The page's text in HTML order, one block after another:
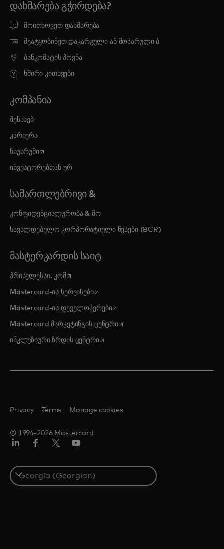
ᲓᲐᲮᲛᲐᲠᲔᲑᲐ ᲒᲭᲘᲠᲓᲔᲑᲐ?
მოითხოვეთ დახმარება
შეატყობინეთ დაკარგული ან მოპარული ბ
ბანკომატის პოვნა
ხშირი კითხვები
ᲙᲝᲛᲞᲐᲜᲘᲐ
შესახებ
კარიერა
ნიუსრუმიopens in a new tab
ინვესტორებთან ურ
ᲡᲐᲛᲐᲠᲗᲚᲔᲑᲠᲘᲕᲘ &
კონფიდენციალურობა & მო
სავალდებულო კორპორატიული წესები (BCR)
ᲛᲐᲡᲢᲔᲠᲙᲐᲠᲓᲘᲡ ᲡᲐᲘᲢ
პრისელესსი. კომopens in a new tab
Mastercard-ის სერვისებიopens in a new tab
Mastercard-ის დეველოპერებიopens in a new tab
Mastercard მარკეტინგის ცენტრიopens in a new tab
ინკლუზიური ზრდის ცენტრიopens in a new tab
© 1994-2026 Mastercard
Privacy Terms Manage cookies
Select
a
country